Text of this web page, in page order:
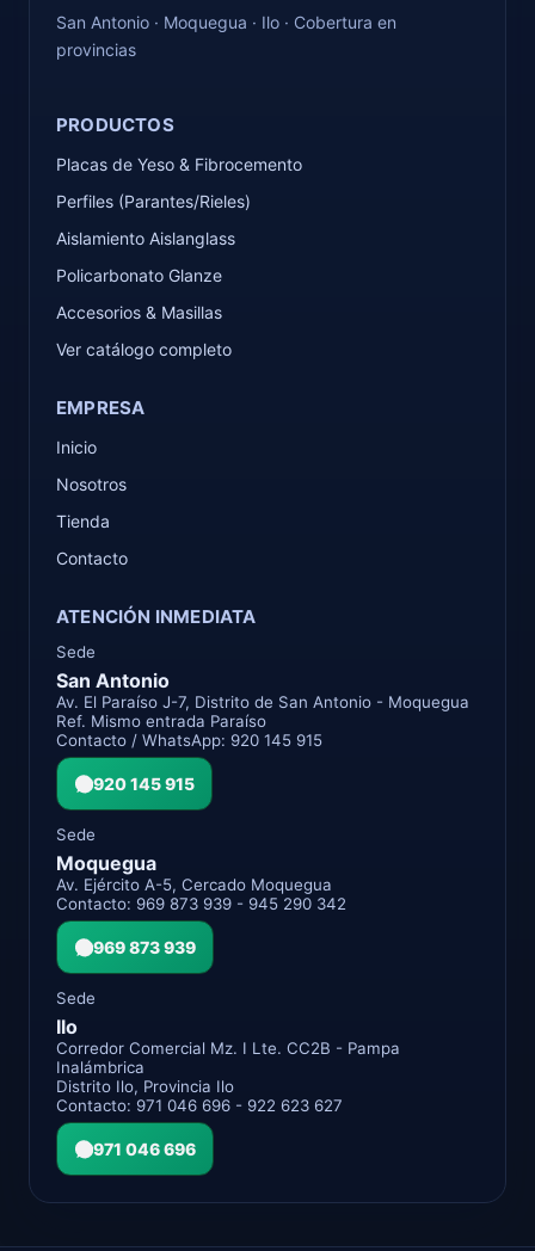
San Antonio · Moquegua · Ilo · Cobertura en
provincias
PRODUCTOS
Placas de Yeso & Fibrocemento
Perfiles (Parantes/Rieles)
Aislamiento Aislanglass
Policarbonato Glanze
Accesorios & Masillas
Ver catálogo completo
EMPRESA
Inicio
Nosotros
Tienda
Contacto
ATENCIÓN INMEDIATA
Sede
San Antonio
Av. El Paraíso J-7, Distrito de San Antonio - Moquegua
Ref. Mismo entrada Paraíso
Contacto / WhatsApp: 920 145 915
920 145 915
Sede
Moquegua
Av. Ejército A-5, Cercado Moquegua
Contacto: 969 873 939 - 945 290 342
969 873 939
Sede
Ilo
Corredor Comercial Mz. I Lte. CC2B - Pampa
Inalámbrica
Distrito Ilo, Provincia Ilo
Contacto: 971 046 696 - 922 623 627
971 046 696